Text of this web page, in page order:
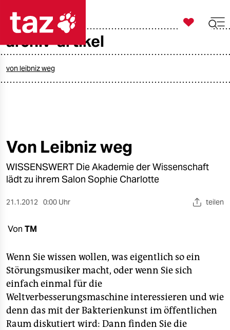
öko
gesellschaft
kultur
sport
berlin
nord
wahrheit
verlag
verlag

taz zahl ich
archiv-artikel
von leibniz weg
Von Leibniz weg
WISSENSWERT Die Akademie der Wissenschaft
lädt zu ihrem Salon Sophie Charlotte
21.1.2012 0:00 Uhr teilen
Von TM
Wenn Sie wissen wollen, was eigentlich so ein
Störungsmusiker macht, oder wenn Sie sich
einfach einmal für die
Weltverbesserungsmaschine interessieren und wie
denn das mit der Bakterienkunst im öffentlichen
Raum diskutiert wird: Dann finden Sie die